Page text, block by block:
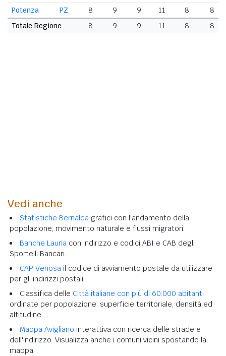
PZ
Potenza 8 9 9 11 8
8
Totale Regione
8 9 9 11 8 8
Vedi anche
Statistiche Bernalda grafici con l'andamento della
popolazione, movimento naturale e flussi migratori.
Banche Lauria con indirizzo e codici ABI e CAB degli
Sportelli Bancari.
CAP Venosa il codice di avviamento postale da utilizzare
per gli indirizzi postali.
Classifica delle Città italiane con più di 60.000 abitanti
ordinate per popolazione, superficie territoriale, densità ed
altitudine.
Mappa Avigliano interattiva con ricerca delle strade e
dell'indirizzo. Visualizza anche i comuni vicini spostando la
mappa.